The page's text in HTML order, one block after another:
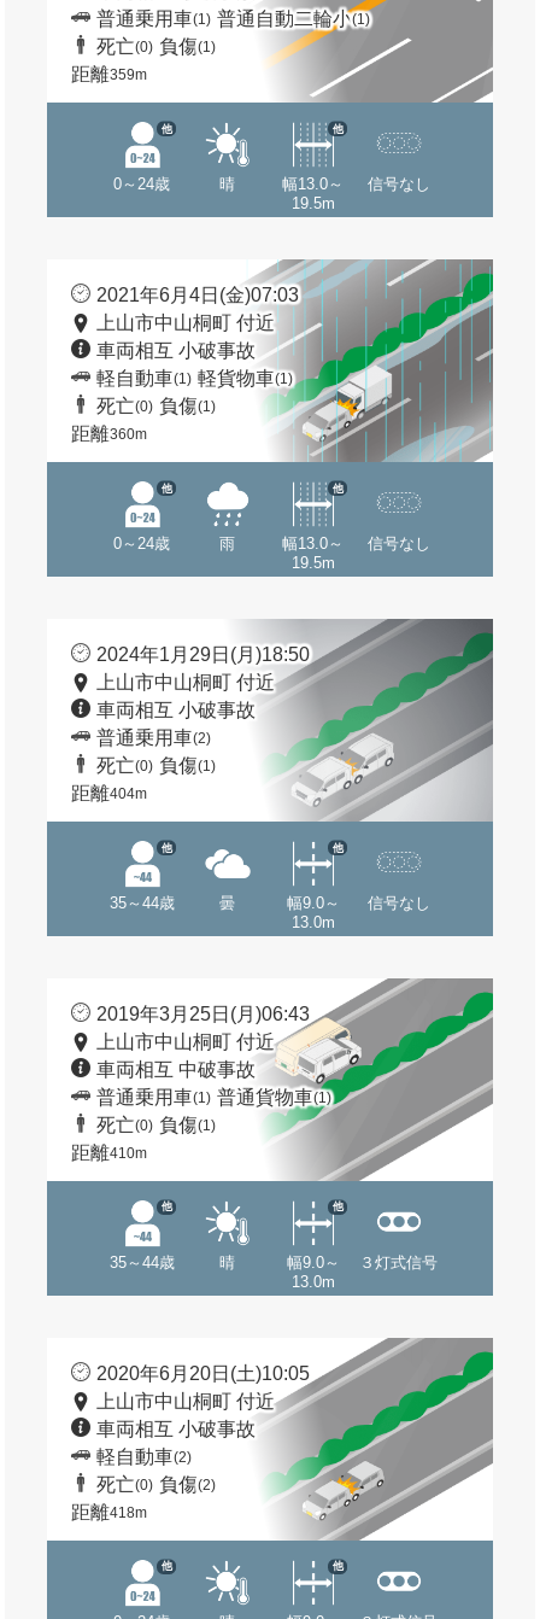
普通乗用車(1) 普通自動二輪小(1)
死亡(0) 負傷(1)
距離359m
0～24歳
他
晴
幅13.0～
19.5m
他
信号なし
2021年6月4日(金)07:03
上山市中山桐町 付近
車両相互 小破事故
軽自動車(1) 軽貨物車(1)
死亡(0) 負傷(1)
距離360m
0～24歳
他
雨
幅13.0～
19.5m
他
信号なし
2024年1月29日(月)18:50
上山市中山桐町 付近
車両相互 小破事故
普通乗用車(2)
死亡(0) 負傷(1)
距離404m
35～44歳
他
曇
幅9.0～
13.0m
他
信号なし
2019年3月25日(月)06:43
上山市中山桐町 付近
車両相互 中破事故
普通乗用車(1) 普通貨物車(1)
死亡(0) 負傷(1)
距離410m
35～44歳
他
晴
幅9.0～
13.0m
他
３灯式信号
2020年6月20日(土)10:05
上山市中山桐町 付近
車両相互 小破事故
軽自動車(2)
死亡(0) 負傷(2)
距離418m
他 他